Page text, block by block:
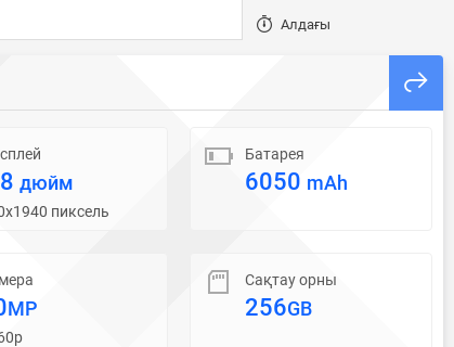
Алдағы
дюйм
пиксель
Батарея
6050 mAh
MP
Сақтау орны
256GB